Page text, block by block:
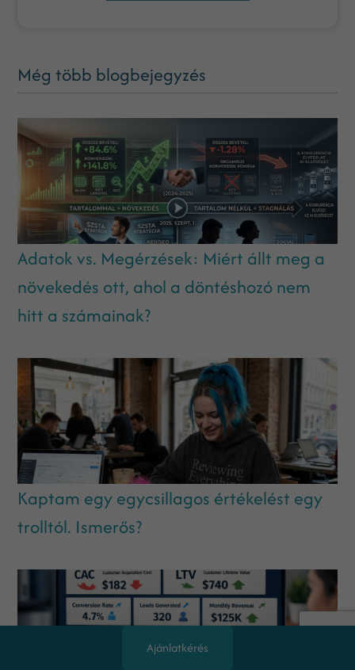
Még több blogbejegyzés
Adatok vs. Megérzések: Miért állt meg a
növekedés ott, ahol a döntéshozó nem
hitt a számainak?
Kaptam egy egycsillagos értékelést egy
trolltól. Ismerős?
Ajánlatkérés